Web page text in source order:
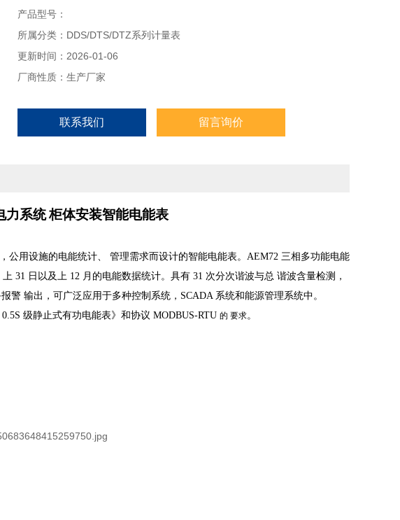
产品型号：
所属分类：DDS/DTS/DTZ系列计量表
更新时间：2026-01-06
厂商性质：生产厂家
联系我们 留言询价
力系统 柜体安装智能电能表
公用设施的电能统计、 管理需求而设计的智能电能表。AEM72 三相多功能电能
31 日以及上 12 月的电能数据统计。具有 31 次分次谐波与总 谐波含量检测，
警 输出，可广泛应用于多种控制系统，SCADA 系统和能源管理系统中。
级静止式有功电能表》和协议 MODBUS-RTU 的 要求。